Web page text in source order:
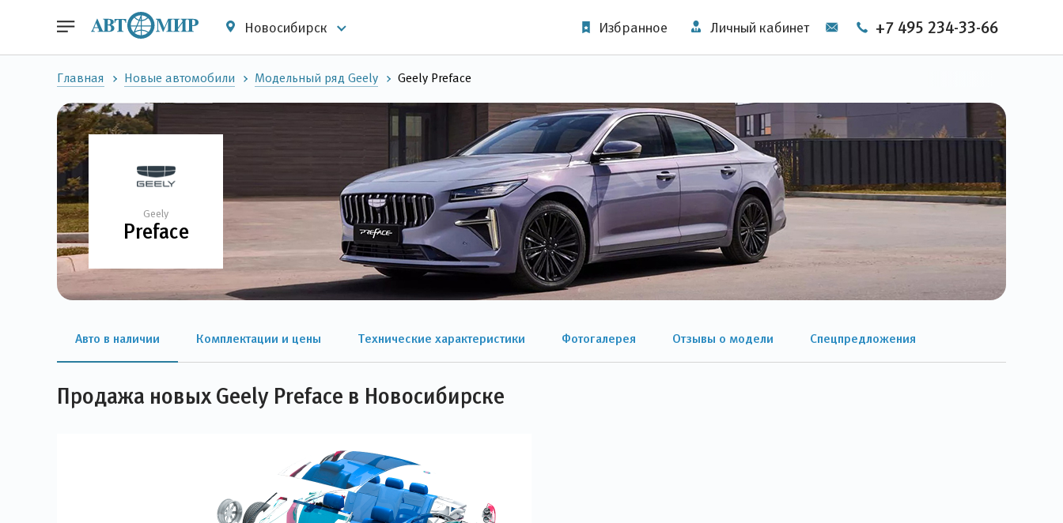
Новосибирск Избранное Личный кабинет +7 495 234-33-66
Главная Новые автомобили Модельный ряд Geely Geely Preface
Geely
Preface
Авто в наличии Комплектации и цены Технические характеристики Фотогалерея Отзывы о модели Спецпредложения
Продажа новых Geely Preface в Новосибирске